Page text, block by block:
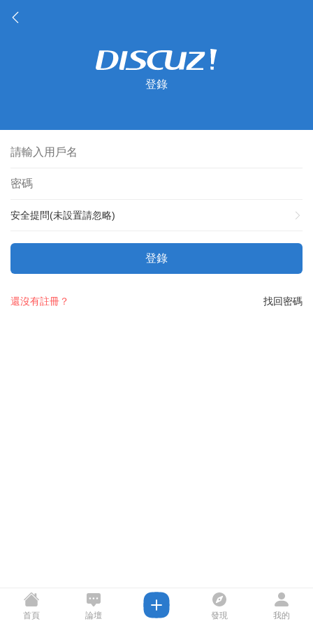
登錄
安全提問(未設置請忽略)
登錄
找回密碼
還沒有註冊？
首頁 論壇 發現 我的